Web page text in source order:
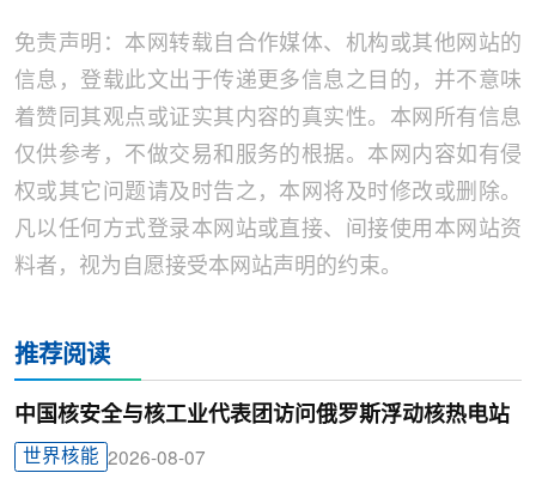
免责声明：本网转载自合作媒体、机构或其他网站的
信息，登载此文出于传递更多信息之目的，并不意味
着赞同其观点或证实其内容的真实性。本网所有信息
仅供参考，不做交易和服务的根据。本网内容如有侵
权或其它问题请及时告之，本网将及时修改或删除。
凡以任何方式登录本网站或直接、间接使用本网站资
料者，视为自愿接受本网站声明的约束。
推荐阅读
中国核安全与核工业代表团访问俄罗斯浮动核热电站
世界核能 2026-08-07